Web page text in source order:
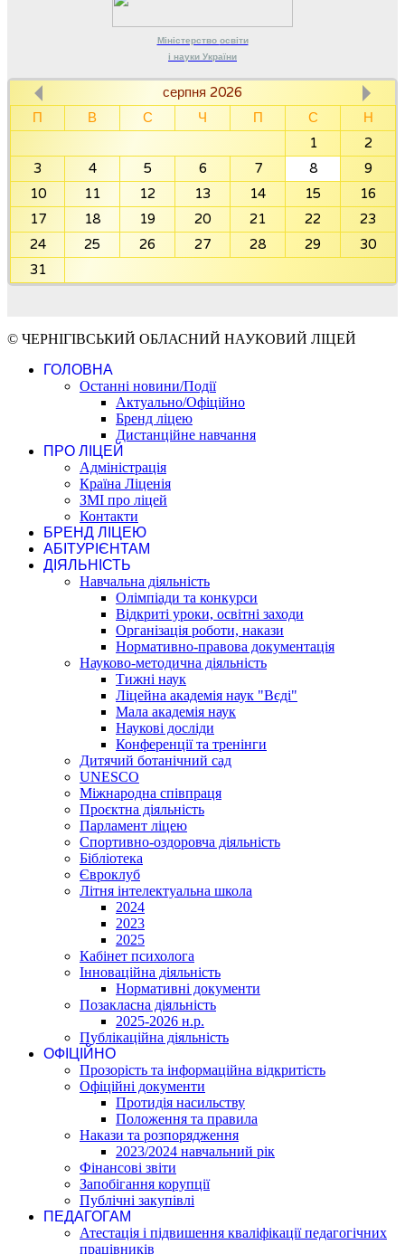
Міністерство освіти
і науки України
серпня 2026
П
В С Ч П С
Н
1
2
3
4 5 6 7 8
9
10
11 12 13 14 15
16
17
18 19 20 21 22
23
24
25 26 27 28 29
30
31
© ЧЕРНІГІВСЬКИЙ ОБЛАСНИЙ НАУКОВИЙ ЛІЦЕЙ
ГОЛОВНА
Останні новини/Події
Актуально/Офіційно
Бренд ліцею
Дистанційне навчання
ПРО ЛІЦЕЙ
Адміністрація
Країна Ліценія
ЗМІ про ліцей
Контакти
БРЕНД ЛІЦЕЮ
АБІТУРІЄНТАМ
ДІЯЛЬНІСТЬ
Навчальна діяльність
Олімпіади та конкурси
Відкриті уроки, освітні заходи
Організація роботи, накази
Нормативно-правова документація
Науково-методична діяльність
Тижні наук
Ліцейна академія наук "Вєді"
Мала академія наук
Наукові досліди
Конференції та тренінги
Дитячий ботанічний сад
UNESCO
Міжнародна співпраця
Проєктна діяльність
Парламент ліцею
Спортивно-оздоровча діяльність
Бібліотека
Євроклуб
Літня інтелектуальна школа
2024
2023
2025
Кабінет психолога
Інноваційна діяльність
Нормативні документи
Позакласна діяльність
2025-2026 н.р.
Публікаційна діяльність
ОФІЦІЙНО
Прозорість та інформаційна відкритість
Офіційні документи
Протидія насильству
Положення та правила
Накази та розпорядження
2023/2024 навчальний рік
Фінансові звіти
Запобігання корупції
Публічні закупівлі
ПЕДАГОГАМ
Атестація і підвишення кваліфікації педагогічних
працівників